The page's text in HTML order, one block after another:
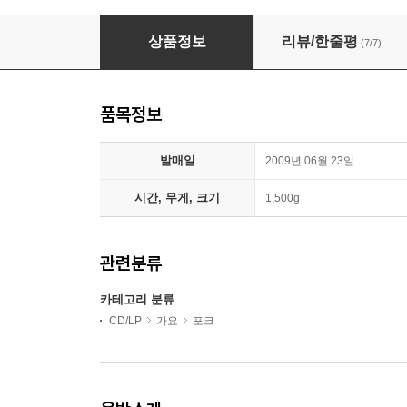
김광석 - 김광석 Best
상품정보 리뷰/한줄평 (7/7)
품목정보
발매일 2009년 06월 23일
시간, 무게, 크기 1,500g
관련분류
카테고리 분류
CD/LP 가요 포크